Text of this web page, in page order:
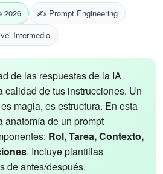
2026
✍️ Prompt Engineering
Intermedio
de las respuestas de la IA
calidad de tus instrucciones. Un
magia, es estructura. En esta
anatomía de un prompt
Rol, Tarea, Contexto,
. Incluye plantillas
de antes/después.